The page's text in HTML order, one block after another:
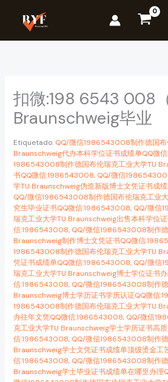
contenido
扣微:198 6543 008
Braunschweig毕业
Etiquetado: QQ/微信1986543008制作德国布
Braunschweig代办本科学位证书成绩单QQ微
1986543008制作德国布伦瑞克工业大学TU
书QQ微信:1986543008, QQ/微信
学TU Braunschweig伪造新版博士文凭证书成
QQ/微信1986543008制作德国布伦瑞克工业
究生毕业证书QQ微信:1986543008, QQ/微信
瑞克工业大学TU Braunschweig出售本科学位
信:1986543008, QQ/微信1986543008制作
Braunschweig制作博士文凭证书QQ微信
1986543008制作德国布伦瑞克工业大学TU
凭证书成绩单QQ微信:1986543008, QQ/微信
瑞克工业大学TU Braunschweig博士学位证书
信:1986543008, QQ/微信1986543008制作
Braunschweig博士学历证书学历认证QQ微信
1986543008制作德国布伦瑞克工业大学TU
办往年文凭QQ微信:1986543008, QQ/微信
克工业大学TU Braunschweig学士学历证书高
信:1986543008, QQ/微信1986543008制作
Braunschweig学士文凭证书成绩单顶级烫金工
信:1986543008, QQ/微信1986543008制作
Braunschweig学士毕业证书成绩单在哪里办